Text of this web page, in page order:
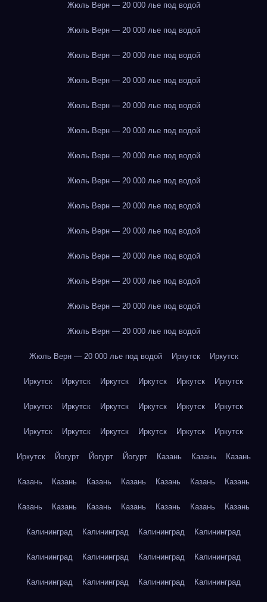
Жюль Верн — 20 000 лье под водой
Жюль Верн — 20 000 лье под водой
Жюль Верн — 20 000 лье под водой
Жюль Верн — 20 000 лье под водой
Жюль Верн — 20 000 лье под водой
Жюль Верн — 20 000 лье под водой
Жюль Верн — 20 000 лье под водой
Жюль Верн — 20 000 лье под водой
Жюль Верн — 20 000 лье под водой
Жюль Верн — 20 000 лье под водой
Жюль Верн — 20 000 лье под водой
Жюль Верн — 20 000 лье под водой
Жюль Верн — 20 000 лье под водой
Жюль Верн — 20 000 лье под водой
Жюль Верн — 20 000 лье под водой Иркутск Иркутск
Иркутск Иркутск Иркутск Иркутск Иркутск Иркутск
Иркутск Иркутск Иркутск Иркутск Иркутск Иркутск
Иркутск Иркутск Иркутск Иркутск Иркутск Иркутск
Иркутск Йогурт Йогурт Йогурт Казань Казань Казань
Казань Казань Казань Казань Казань Казань Казань
Казань Казань Казань Казань Казань Казань Казань
Калининград Калининград Калининград Калининград
Калининград Калининград Калининград Калининград
Калининград Калининград Калининград Калининград